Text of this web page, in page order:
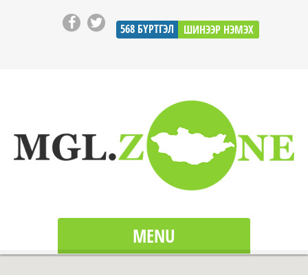
568 БҮРТГЭЛ ШИНЭЭР НЭМЭХ
MENU